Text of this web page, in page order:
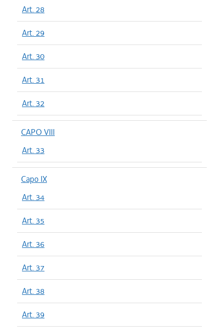
Art. 28
Art. 29
Art. 30
Art. 31
Art. 32
CAPO VIII
Art. 33
Capo IX
Art. 34
Art. 35
Art. 36
Art. 37
Art. 38
Art. 39